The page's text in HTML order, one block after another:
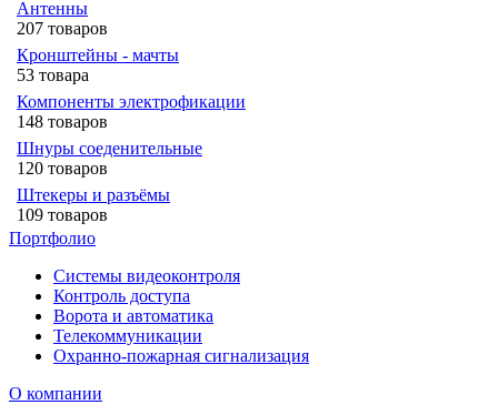
Антенны
207 товаров
Кронштейны - мачты
53 товара
Компоненты электрофикации
148 товаров
Шнуры соеденительные
120 товаров
Штекеры и разъёмы
109 товаров
Портфолио
Системы видеоконтроля
Контроль доступа
Ворота и автоматика
Телекоммуникации
Охранно-пожарная сигнализация
О компании